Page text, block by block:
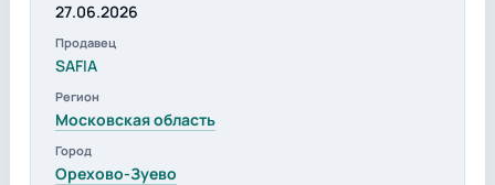
27.06.2026
Продавец
SAFIA
Регион
Московская область
Город
Орехово-Зуево